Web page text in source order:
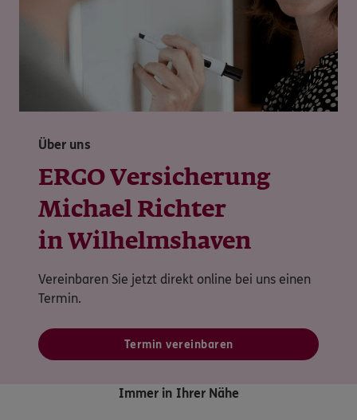
Über uns
ERGO Versicherung
Michael Richter
in Wilhelmshaven
Vereinbaren Sie jetzt direkt online bei uns einen
Termin.
Termin vereinbaren
Immer in Ihrer Nähe